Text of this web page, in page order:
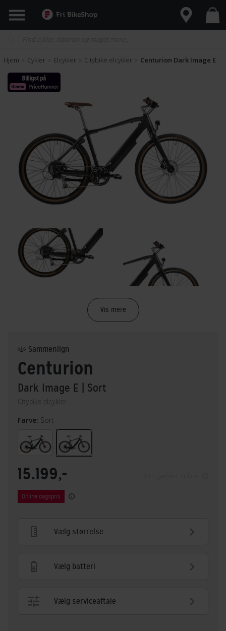
Hjem > Cykler > Elcykler > Citybike elcykler > Centurion Dark Image E
Vis mere
Centurion
Dark Image E | Sort
Citybike elcykler
Sammenlign
Farve: Sort
15.199,-
Online dagspris
Vælg størrelse
Vælg batteri
Vælg serviceaftale